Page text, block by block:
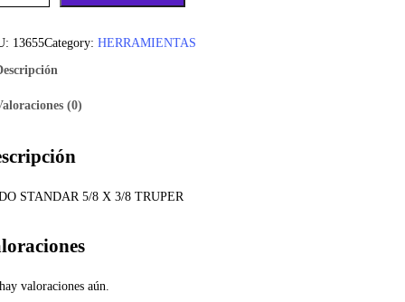
13655Category: HERRAMIENTAS
(0)
STANDAR 5/8 X 3/8 TRUPER
valoraciones aún.